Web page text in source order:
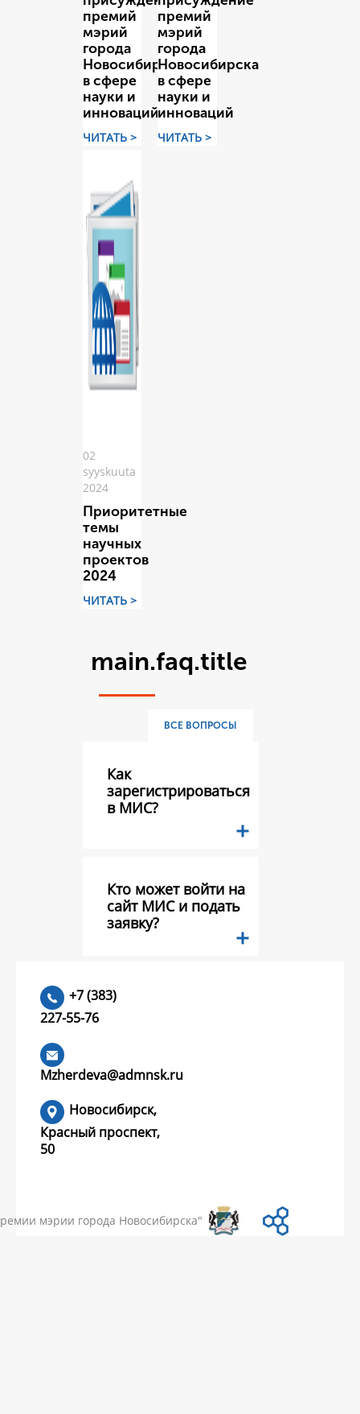
премий
мэрий
города
Новосибирска
в сфере
науки и
инноваций
ЧИТАТЬ >
премий
мэрий
города
Новосибирска
в сфере
науки и
инноваций
ЧИТАТЬ >
02
syyskuuta
2024
Приоритетные
темы
научных
проектов
2024
ЧИТАТЬ >
main.faq.title
ВСЕ ВОПРОСЫ
Как
зарегистрироваться
в МИС?
Кто может войти на
сайт МИС и подать
заявку?
Какие документы
+7 (383)
227-55-76
Mzherdeva@admnsk.ru
Новосибирск,
Красный проспект,
50
мэрии города Новосибирска"